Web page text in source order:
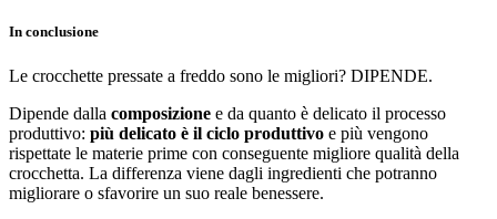
In conclusione
Le crocchette pressate a freddo sono le migliori? DIPENDE.
Dipende dalla composizione e da quanto è delicato il processo
produttivo: più delicato è il ciclo produttivo e più vengono
rispettate le materie prime con conseguente migliore qualità della
crocchetta. La differenza viene dagli ingredienti che potranno
migliorare o sfavorire un suo reale benessere.